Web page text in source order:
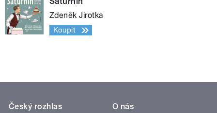
Zdeněk Jirotka
Koupit
Český rozhlas
O nás